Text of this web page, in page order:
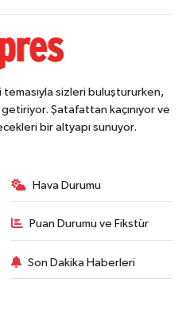
sizleri buluştururken,
Şatafattan kaçınıyor ve
bir altyapı sunuyor.
Hava Durumu
Puan Durumu ve Fikstür
Son Dakika Haberleri